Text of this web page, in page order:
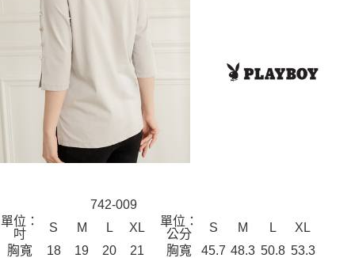
742-009
單位：
吋
S M L XL
單位：
公分
S M L
XL
胸寬
18 19 20 21 胸寬 45.7 48.3 50.8 53.3